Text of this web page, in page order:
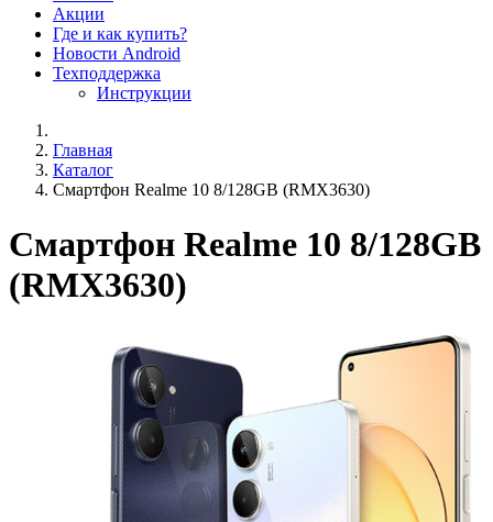
Акции
Где и как купить?
Новости Android
Техподдержка
Инструкции
Главная
Каталог
Смартфон Realme 10 8/128GB (RMX3630)
Смартфон Realme 10 8/128GB
(RMX3630)